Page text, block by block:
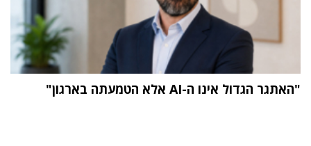
"האתגר הגדול אינו ה-AI אלא הטמעתה בארגון"